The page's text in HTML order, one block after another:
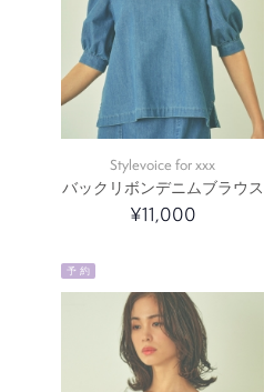
Stylevoice for xxx
バックリボンデニムブラウス
¥11,000
予 約